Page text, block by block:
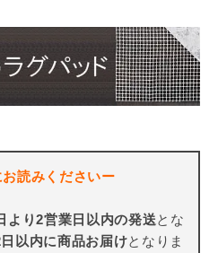
読みくださいー
より2営業日以内の発送とな
以内に商品お届けとなりま